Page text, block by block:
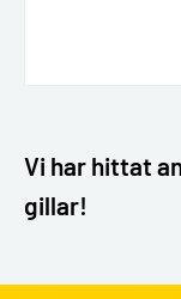
Vi har hittat
gillar!